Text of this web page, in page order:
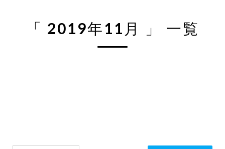
「 2019年11月 」 一覧